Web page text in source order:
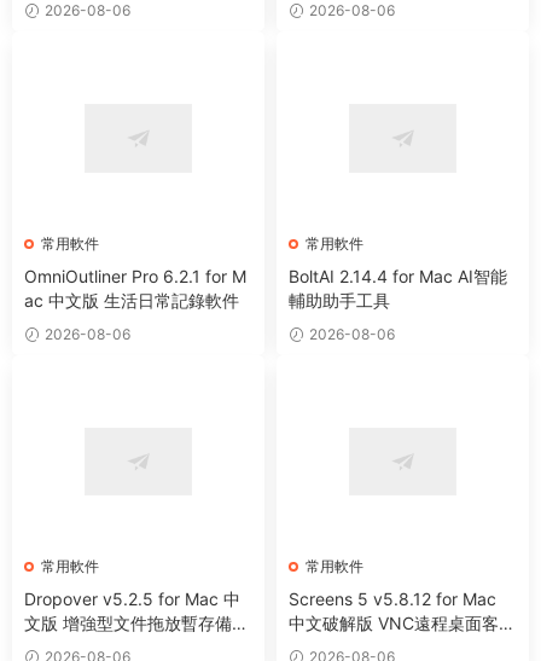
2026-08-06 2026-08-06
常用軟件
OmniOutliner Pro 6.2.1 for M
ac 中文版 生活日常記錄軟件
2026-08-06
常用軟件
BoltAI 2.14.4 for Mac AI智能
輔助助手工具
2026-08-06
常用軟件
Dropover v5.2.5 for Mac 中
文版 增強型文件拖放暫存備用
整理工具
2026-08-06
常用軟件
Screens 5 v5.8.12 for Mac
中文破解版 VNC遠程桌面客戶
端應用程序
2026-08-06